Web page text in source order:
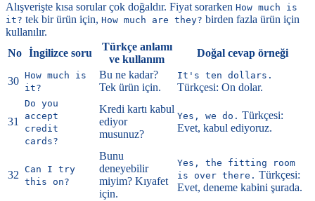
Alışverişte kısa sorular çok doğaldır. Fiyat sorarken How much is
it? tek bir ürün için, How much are they? birden fazla ürün için
kullanılır.
No İngilizce soru
Türkçe anlamı
ve kullanım
Doğal cevap örneği
30 How much is
it?
Bu ne kadar?
Tek ürün için.
It's ten dollars.
Türkçesi: On dolar.
31
Do you
accept
credit
cards?
Kredi kartı kabul
ediyor
musunuz?
Yes, we do. Türkçesi:
Evet, kabul ediyoruz.
32 Can I try
this on?
Bunu
deneyebilir
miyim? Kıyafet
için.
Yes, the fitting room
is over there. Türkçesi:
Evet, deneme kabini şurada.